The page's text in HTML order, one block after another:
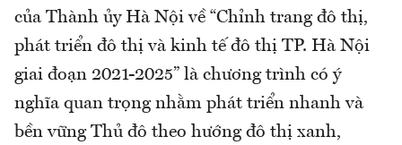
của Thành ủy Hà Nội về “Chỉnh trang đô thị,
phát triển đô thị và kinh tế đô thị TP. Hà Nội
giai đoạn 2021-2025” là chương trình có ý
nghĩa quan trọng nhằm phát triển nhanh và
bền vững Thủ đô theo hướng đô thị xanh,